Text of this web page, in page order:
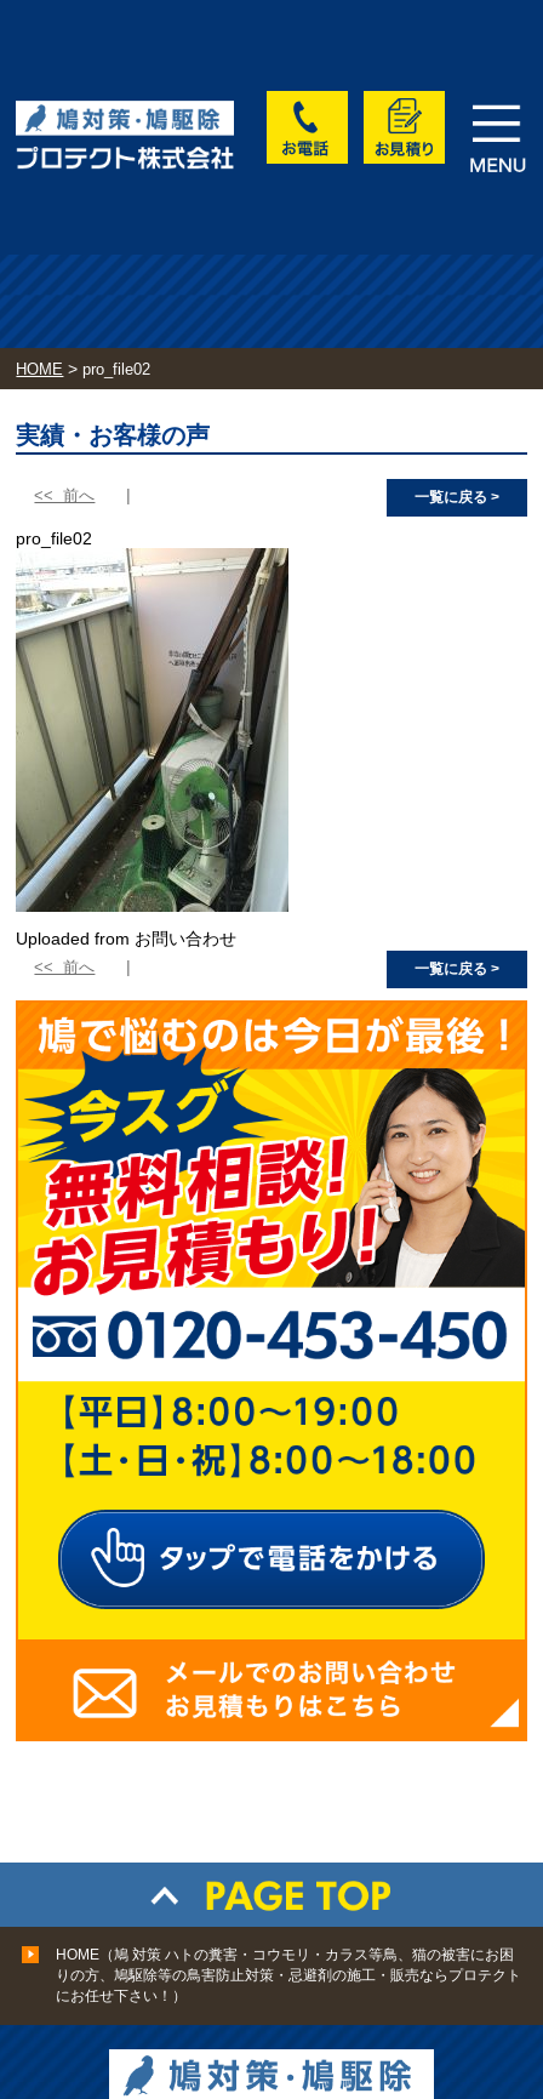
HOME >pro_file02
実績・お客様の声
<< 前へ 一覧に戻る >
pro_file02
Uploaded from お問い合わせ
<< 前へ 一覧に戻る >
HOME（鳩 対策 ハトの糞害・コウモリ・カラス等鳥、猫の被害にお困
りの方、鳩駆除等の鳥害防止対策・忌避剤の施工・販売ならプロテクト
にお任せ下さい！）